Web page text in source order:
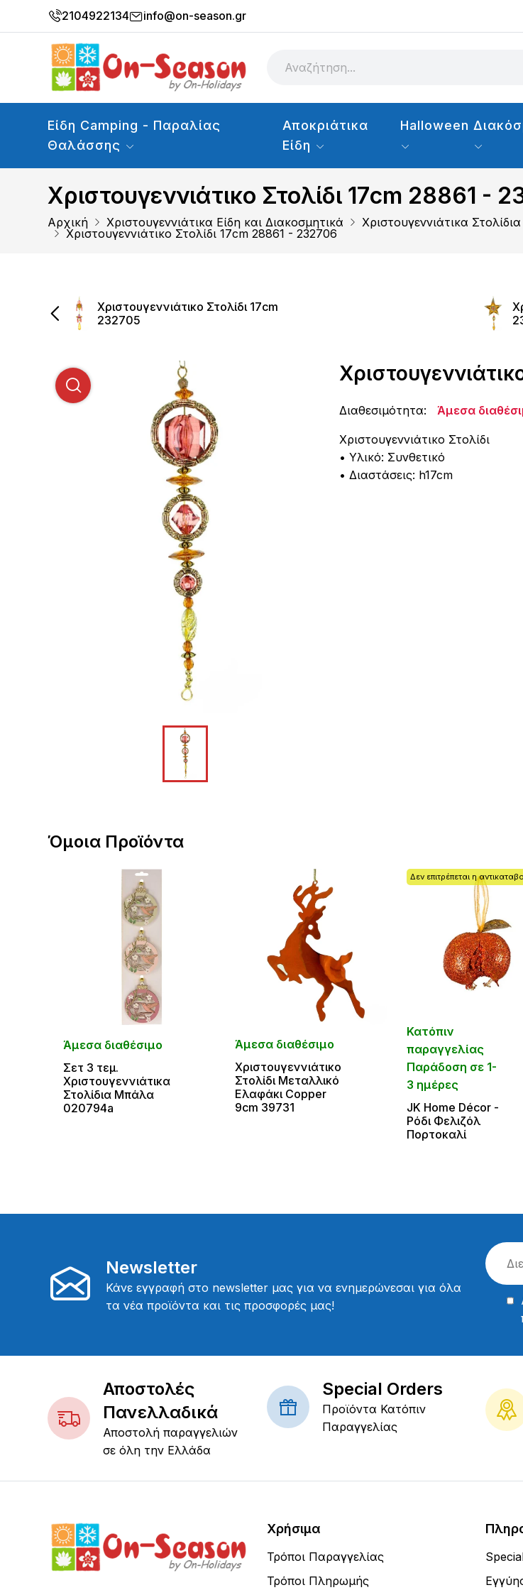
2104922134 info@on-season.gr
Είδη Camping - Παραλίας
Θαλάσσης
Αποκριάτικα
Είδη
Halloween
Χριστουγεννιάτικο Στολίδι 17cm 28861 -
Αρχική Χριστουγεννιάτικα Είδη και Διακοσμητικά Χριστουγεννιάτικα Στολίδια
Χριστουγεννιάτικο Στολίδι 17cm 28861 - 232706
Χριστουγεννιάτικο Στολίδι 17cm
232705
Διαθεσιμότητα: Άμεσα
Χριστουγεννιάτικο Στολίδι
• Υλικό: Συνθετικό
• Διαστάσεις: h17cm
Όμοια Προϊόντα
Άμεσα διαθέσιμο
Σετ 3 τεμ.
Χριστουγεννιάτικα
Στολίδια Μπάλα
020794a
Άμεσα διαθέσιμο
Χριστουγεννιάτικο
Στολίδι Μεταλλικό
Ελαφάκι Copper
9cm 39731
Δεν επιτρέπεται η
Κατόπιν
παραγγελίας
Παράδοση σε 1-
3 ημέρες
JΚ Home Décor -
Ρόδι Φελιζόλ
Πορτοκαλί
Newsletter
Κάνε εγγραφή στο newsletter μας για να ενημερώνεσαι για όλα
τα νέα προϊόντα και τις προσφορές μας!
Αποστολές
Πανελλαδικά
Αποστολή παραγγελιών
σε όλη την Ελλάδα
Special Orders
Προϊόντα Κατόπιν
Παραγγελίας
Χρήσιμα
Τρόποι Παραγγελίας
Τρόποι Πληρωμής